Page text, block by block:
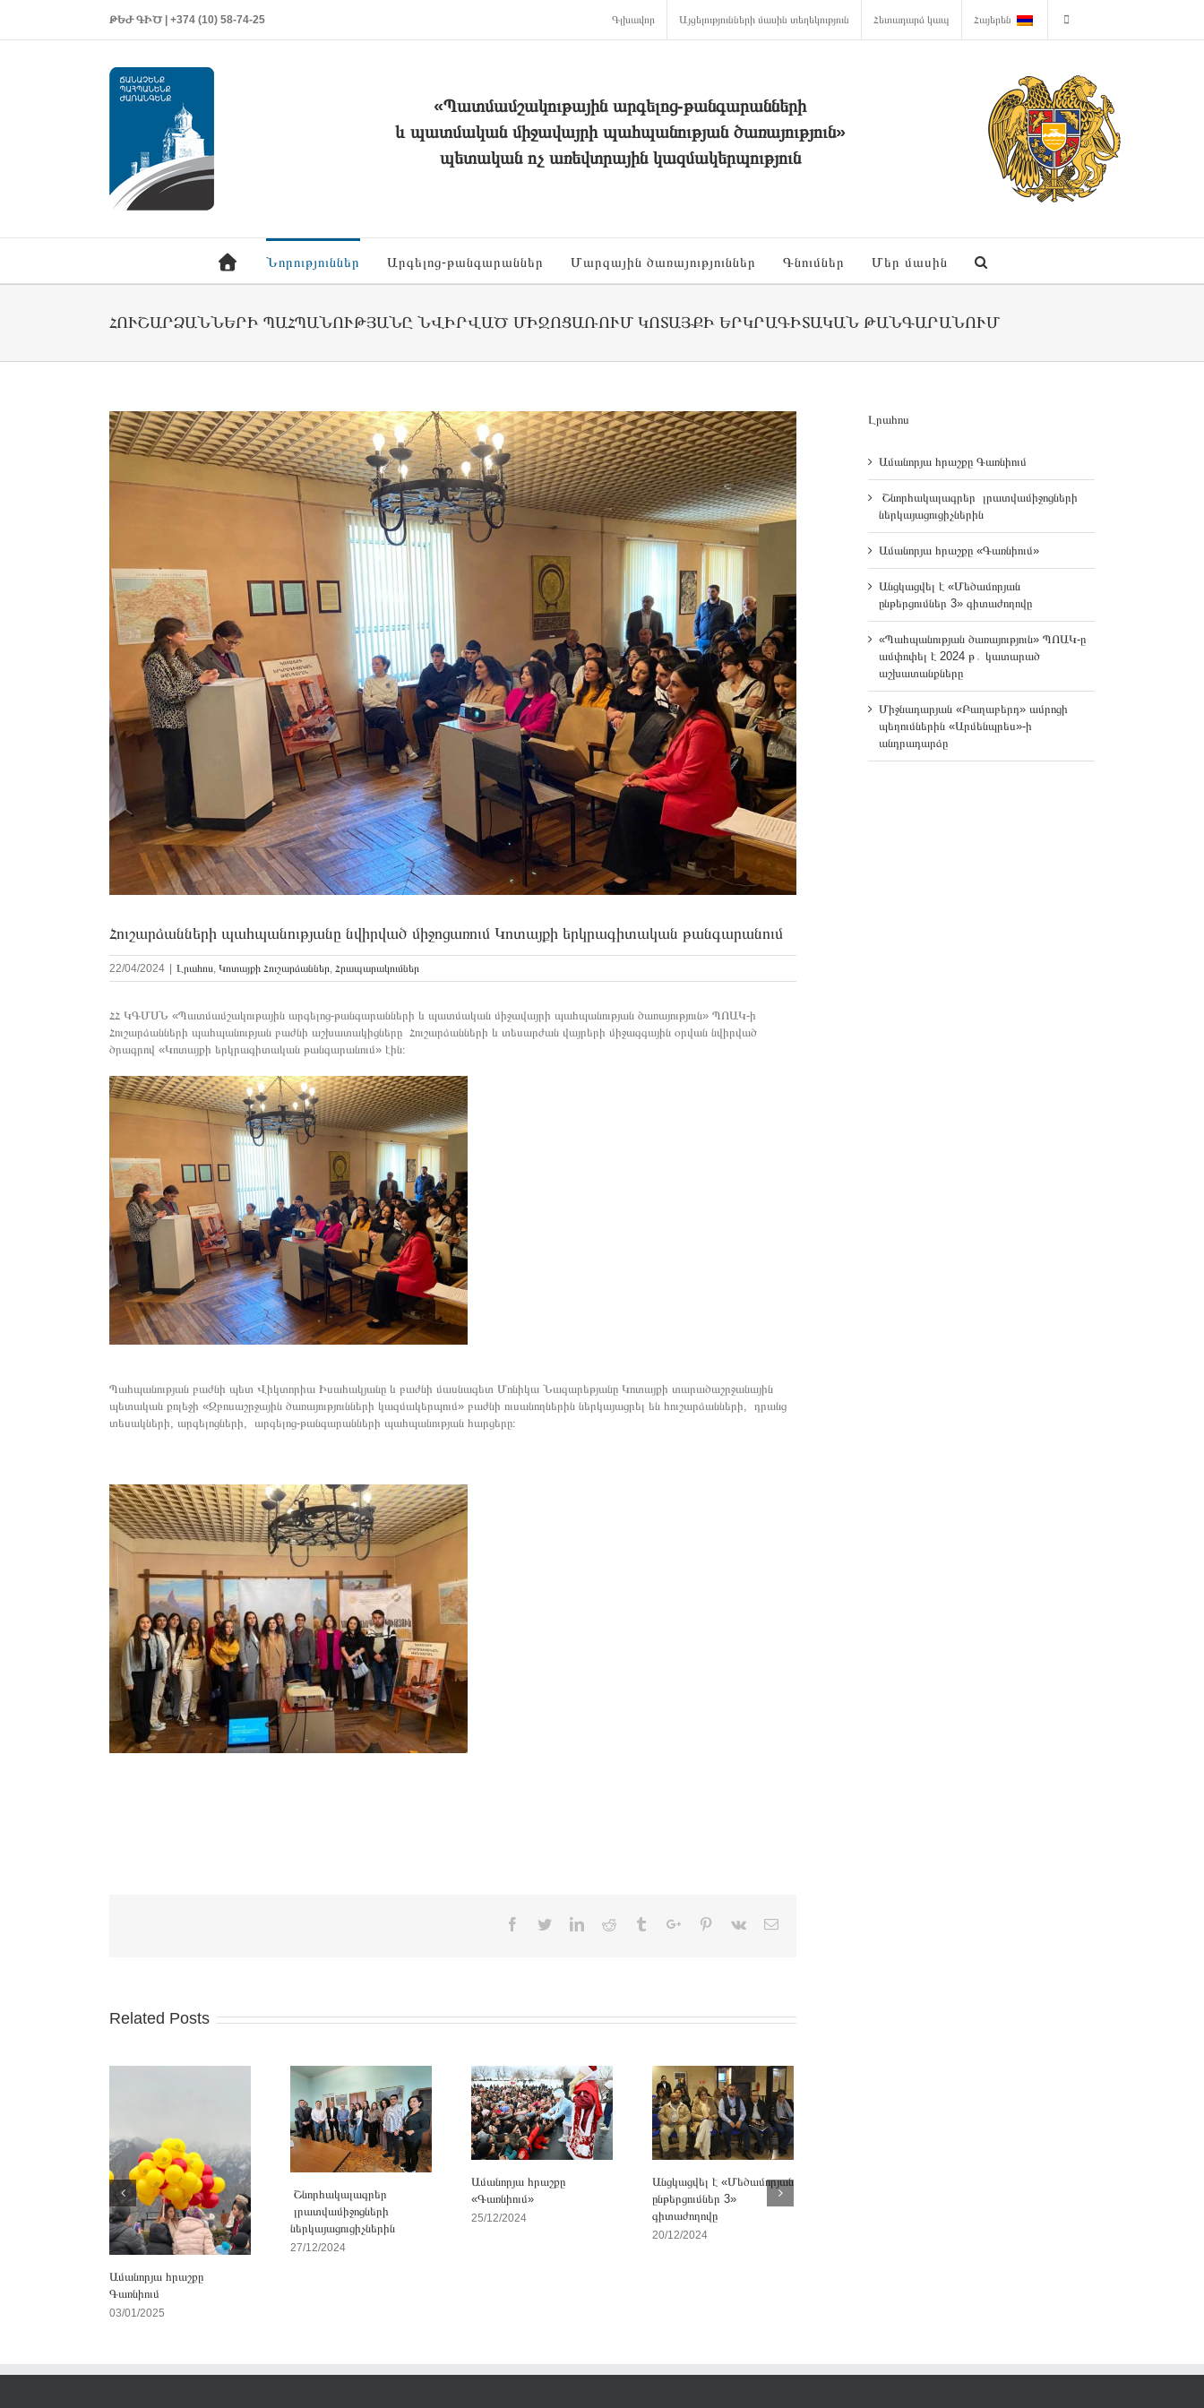
ԹԵԺ ԳԻԾ | +374 (10) 58-74-25 Գլխավոր Այցելությունների մասին տեղեկություն Հետադարձ կապ Հայերեն
«Պատմամշակութային արգելոց-թանգարանների
և պատմական միջավայրի պահպանության ծառայություն»
պետական ոչ առեվտրային կազմակերպություն
Նորություններ Արգելոց-թանգարաններ Մարզային ծառայություններ Գնումներ Մեր մասին
ՀՈՒՇԱՐՁԱՆՆԵՐԻ ՊԱՀՊԱՆՈՒԹՅԱՆԸ ՆՎԻՐՎԱԾ ՄԻՋՈՑԱՌՈՒՄ ԿՈՏԱՅՔԻ ԵՐԿՐԱԳԻՏԱԿԱՆ ԹԱՆԳԱՐԱՆՈՒՄ
View
Larger
Image
Հուշարձանների պահպանությանը նվիրված միջոցառում Կոտայքի երկրագիտական թանգարանում
22/04/2024 Լրահոս, Կոտայքի Հուշարձաններ, Հրապարակումներ
ՀՀ ԿԳՄՍՆ «Պատմամշակութային արգելոց-թանգարանների և պատմական միջավայրի պահպանության ծառայություն» ՊՈԱԿ-ի
Հուշարձանների պահպանության բաժնի աշխատակիցները Հուշարձանների և տեսարժան վայրերի միջազգային օրվան նվիրված
ծրագրով «Կոտայքի երկրագիտական թանգարանում» էին։
Պահպանության բաժնի պետ Վիկտորիա Իսահակյանը և բաժնի մասնագետ Մոնիկա Նազարեթյանը Կոտայքի տարածաշրջանային
պետական քոլեջի «Զբոսաշրջային ծառայությունների կազմակերպում» բաժնի ուսանողներին ներկայացրել են հուշարձանների, դրանց
տեսակների, արգելոցների, արգելոց-թանգարանների պահպանության հարցերը։
Facebook
TwitterLinkedinReddit TumblrGoogle+Pinterest
Vk Email
Related Posts
Ամանորյա հրաշքը
Գառնիում
03/01/2025
Շնորհակալագրեր
լրատվամիջոցների
ներկայացուցիչներին
27/12/2024
Ամանորյա հրաշքը
«Գառնիում»
25/12/2024
Անցկացվել է «Մեծամորյան
ընթերցումներ 3»
գիտաժողովը
20/12/2024
Լրահոս
Ամանորյա հրաշքը Գառնիում
Շնորհակալագրեր լրատվամիջոցների
ներկայացուցիչներին
Ամանորյա հրաշքը «Գառնիում»
Անցկացվել է «Մեծամորյան
ընթերցումներ 3» գիտաժողովը
«Պահպանության ծառայություն» ՊՈԱԿ-ը
ամփոփել է 2024 թ․ կատարած
աշխատանքները
Միջնադարյան «Բաղաբերդ» ամրոցի
պեղումներին «Արմենպրես»-ի
անդրադարձը